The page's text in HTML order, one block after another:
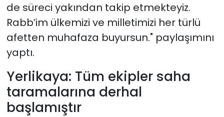
de süreci yakından takip etmekteyiz.
Rabb’im ülkemizi ve milletimizi her türlü
afetten muhafaza buyursun." paylaşımını
yaptı.
Yerlikaya: Tüm ekipler saha
taramalarına derhal
başlamıştır